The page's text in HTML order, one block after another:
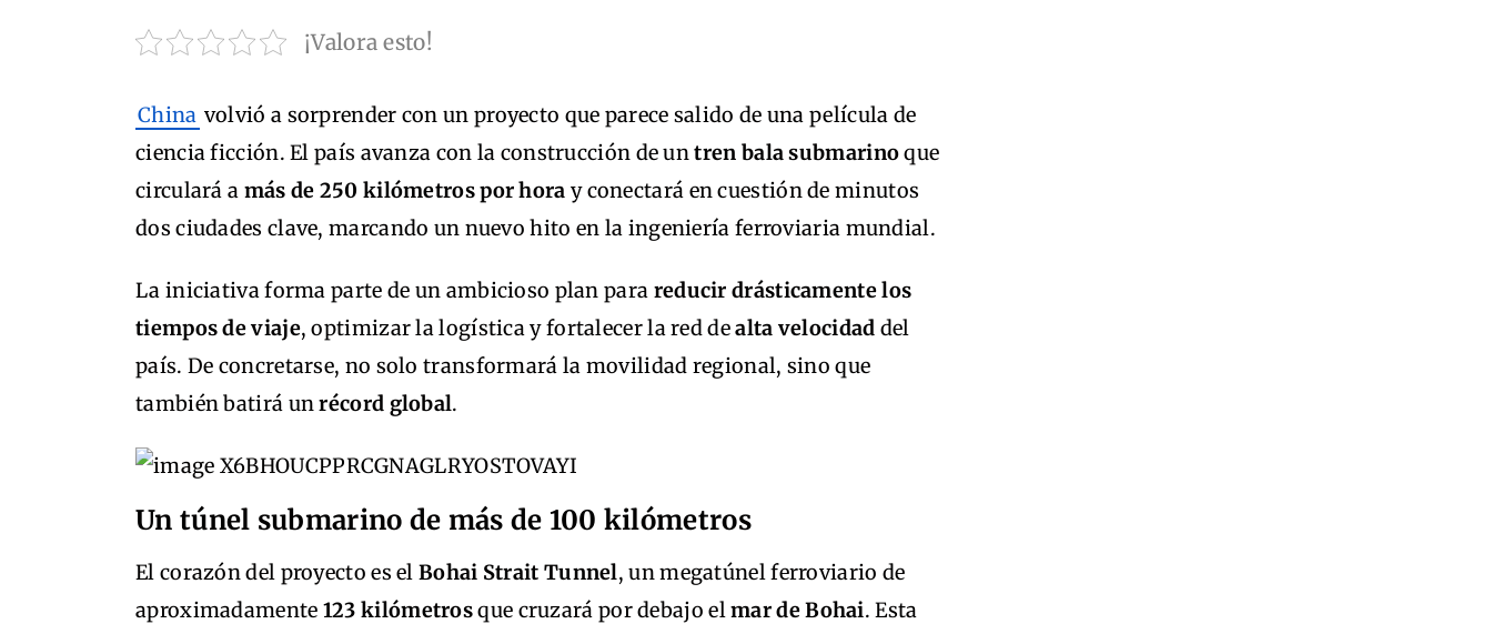
¡Valora esto!
China volvió a sorprender con un proyecto que parece salido de una película de
ciencia ficción. El país avanza con la construcción de untren bala submarinoque
circulará a más de 250 kilómetros por hora y conectará en cuestión de minutos
dos ciudades clave, marcando un nuevo hito en la ingeniería ferroviaria mundial.
La iniciativa forma parte de un ambicioso plan para reducir drásticamente los
tiempos de viaje, optimizar la logística y fortalecer la red dealta velocidad del
país. De concretarse, no solo transformará la movilidad regional, sino que
también batirá unrécord global.
Un túnel submarino de más de 100 kilómetros
El corazón del proyecto es el Bohai Strait Tunnel, un megatúnel ferroviario de
aproximadamente 123 kilómetrosque cruzará por debajo elmar de Bohai. Esta